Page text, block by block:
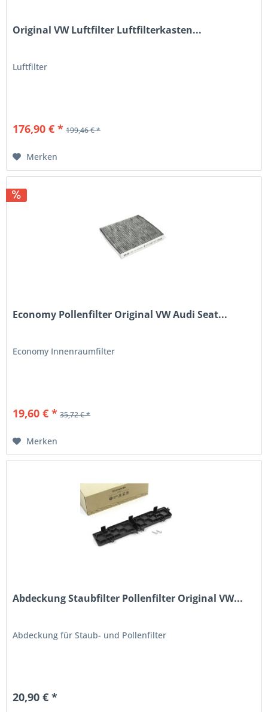
Original VW Luftfilter Luftfilterkasten...
Luftfilter
176,90 € * 199,46 € *
Merken
Economy Pollenfilter Original VW Audi Seat...
Economy Innenraumfilter
19,60 € * 35,72 € *
Merken
Abdeckung Staubfilter Pollenfilter Original VW...
Abdeckung für Staub- und Pollenfilter
20,90 € *